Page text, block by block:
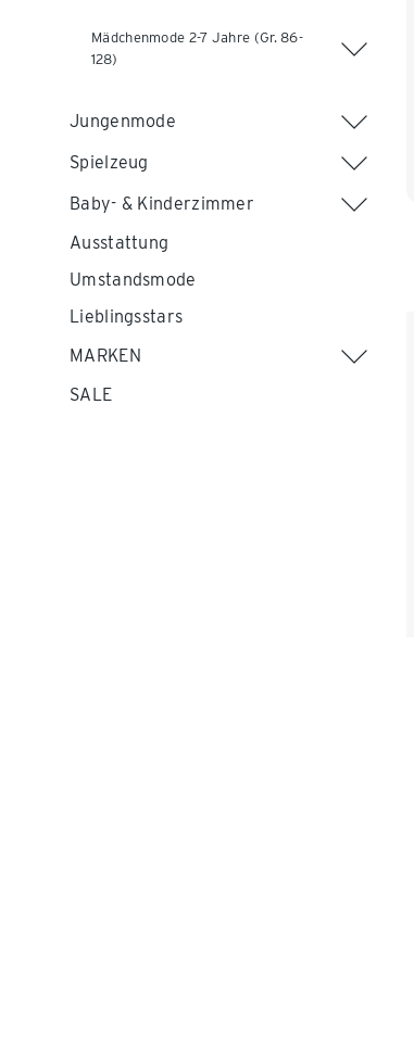
Mädchenmode 2-7 Jahre (Gr. 86-
128)
Jungenmode
Spielzeug
Baby- & Kinderzimmer
Ausstattung
Umstandsmode
Lieblingsstars
MARKEN
SALE